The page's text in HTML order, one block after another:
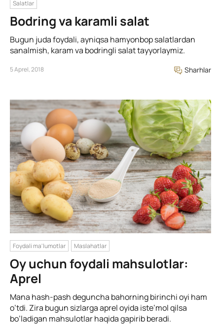
Salatlar
Bodring va karamli salat
Bugun juda foydali, ayniqsa hamyonbop salatlardan
sanalmish, karam va bodringli salat tayyorlaymiz.
5 Aprel, 2018 Sharhlar
Foydali ma'lumotlar Maslahatlar
Oy uchun foydali mahsulotlar:
Aprel
Mana hash-pash deguncha bahorning birinchi oyi ham
o’tdi. Zira bugun sizlarga aprel oyida iste’mol qilsa
bo’ladigan mahsulotlar haqida gapirib beradi.